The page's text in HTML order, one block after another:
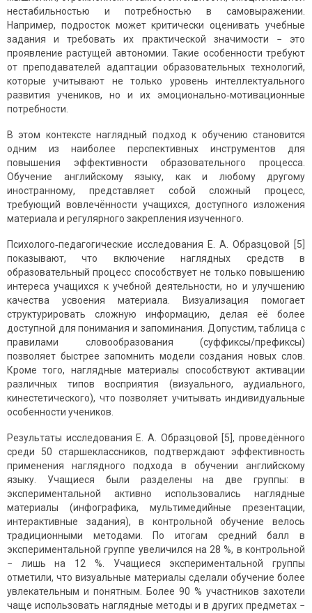
нестабильностью и потребностью в самовыражении.
Например, подросток может критически оценивать учебные
задания и требовать их практической значимости − это
проявление растущей автономии. Такие особенности требуют
от преподавателей адаптации образовательных технологий,
которые учитывают не только уровень интеллектуального
развития учеников, но и их эмоционально‑мотивационные
потребности.
В этом контексте наглядный подход к обучению становится
одним из наиболее перспективных инструментов для
повышения эффективности образовательного процесса.
Обучение английскому языку, как и любому другому
иностранному, представляет собой сложный процесс,
требующий вовлечённости учащихся, доступного изложения
материала и регулярного закрепления изученного.
Психолого‑педагогические исследования Е. А. Образцовой [5]
показывают, что включение наглядных средств в
образовательный процесс способствует не только повышению
интереса учащихся к учебной деятельности, но и улучшению
качества усвоения материала. Визуализация помогает
структурировать сложную информацию, делая её более
доступной для понимания и запоминания. Допустим, таблица с
правилами словообразования (суффиксы/префиксы)
позволяет быстрее запомнить модели создания новых слов.
Кроме того, наглядные материалы способствуют активации
различных типов восприятия (визуального, аудиального,
кинестетического), что позволяет учитывать индивидуальные
особенности учеников.
Результаты исследования Е. А. Образцовой [5], проведённого
среди 50 старшеклассников, подтверждают эффективность
применения наглядного подхода в обучении английскому
языку. Учащиеся были разделены на две группы: в
экспериментальной активно использовались наглядные
материалы (инфографика, мультимедийные презентации,
интерактивные задания), в контрольной обучение велось
традиционными методами. По итогам средний балл в
экспериментальной группе увеличился на 28 %, в контрольной
− лишь на 12 %. Учащиеся экспериментальной группы
отметили, что визуальные материалы сделали обучение более
увлекательным и понятным. Более 90 % участников захотели
чаще использовать наглядные методы и в других предметах −